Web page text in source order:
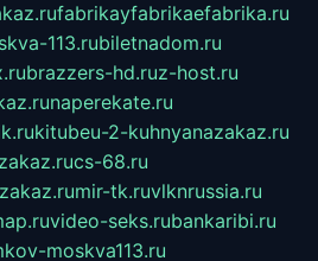
fabrikayfabrikaefabrika.ru
113.rubiletnadom.ru
brazzers-hd.ruz-host.ru
naperekate.ru
kitubeu-2-kuhnyanazakaz.ru
cs-68.ru
mir-tk.ruvlknrussia.ru
video-seks.rubankaribi.ru
moskva113.ru